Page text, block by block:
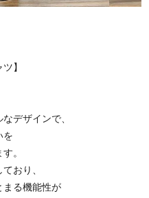
】
デザインで、
を
。
おり、
まる機能性が